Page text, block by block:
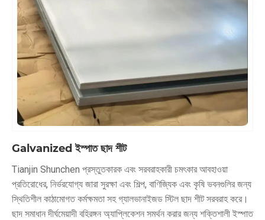
Galvanized ইস্পাত ছাদ শীট
Tianjin Shunchen প্রস্তুতকারক এবং সরবরাহকারী চমৎকার আবহাওয়া
প্রতিরোধের, নির্ভরযোগ্য জারা সুরক্ষা এবং শিল্প, বাণিজ্যিক এবং কৃষি ভবনগুলির জন্য
স্থিতিশীল কাঠামোগত কর্মক্ষমতা সহ গ্যালভানাইজড স্টিল ছাদ শীট সরবরাহ করে।
ছাদ সমাধান দীর্ঘমেয়াদী বহিরঙ্গন অ্যাপ্লিকেশন সমর্থন করার জন্য শক্তিশালী ইস্পাত